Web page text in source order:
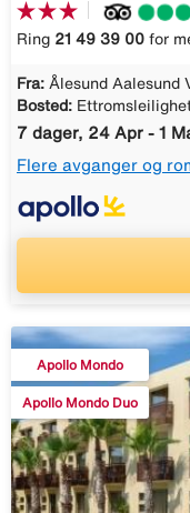
Ring 21 49 39 00 for
Fra: Ålesund Aalesund
Bosted:
7 dager, 24 Apr - 1
Flere avganger og
Apollo Mondo
Apollo Mondo Duo